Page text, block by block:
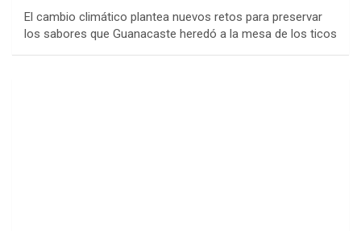
El cambio climático plantea nuevos retos para preservar
los sabores que Guanacaste heredó a la mesa de los ticos